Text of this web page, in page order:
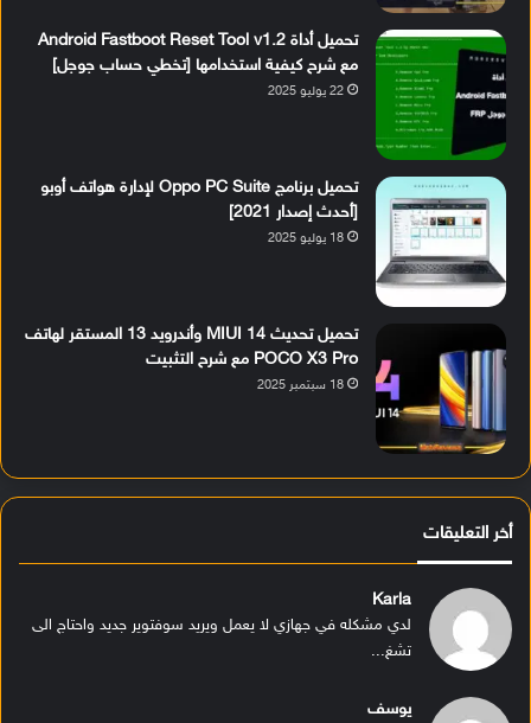
تحميل أداة Android Fastboot Reset Tool v1.2
مع شرح كيفية استخدامها [تخطي حساب جوجل]
22 يوليو 2025
تحميل برنامج Oppo PC Suite لإدارة هواتف أوبو
[أحدث إصدار 2021]
18 يوليو 2025
تحميل تحديث MIUI 14 وأندرويد 13 المستقر لهاتف
POCO X3 Pro مع شرح التثبيت
18 سبتمبر 2025
أخر التعليقات
Karla
لدي مشكله في جهازي لا يعمل ويريد سوفتوير جديد واحتاج الى
تشغ...
يوسف